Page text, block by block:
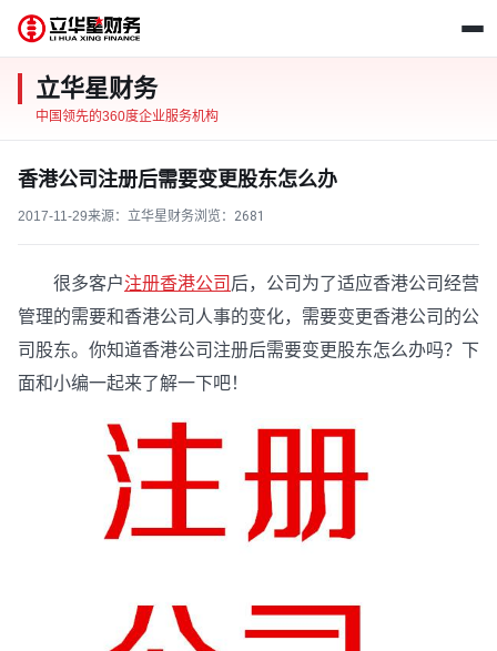
立华星财务
中国领先的360度企业服务机构
香港公司注册后需要变更股东怎么办
2017-11-29来源：立华星财务浏览： 2681
很多客户注册香港公司 后，公司为了适应香港公司经营
管理的需要和香港公司人事的变化，需要变更香港公司的公
司股东。你知道香港公司注册后需要变更股东怎么办吗？下
面和小编一起来了解一下吧！